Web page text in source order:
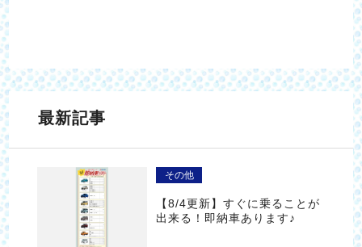
最新記事
その他
【8/4更新】すぐに乗ることが
出来る！即納車あります♪